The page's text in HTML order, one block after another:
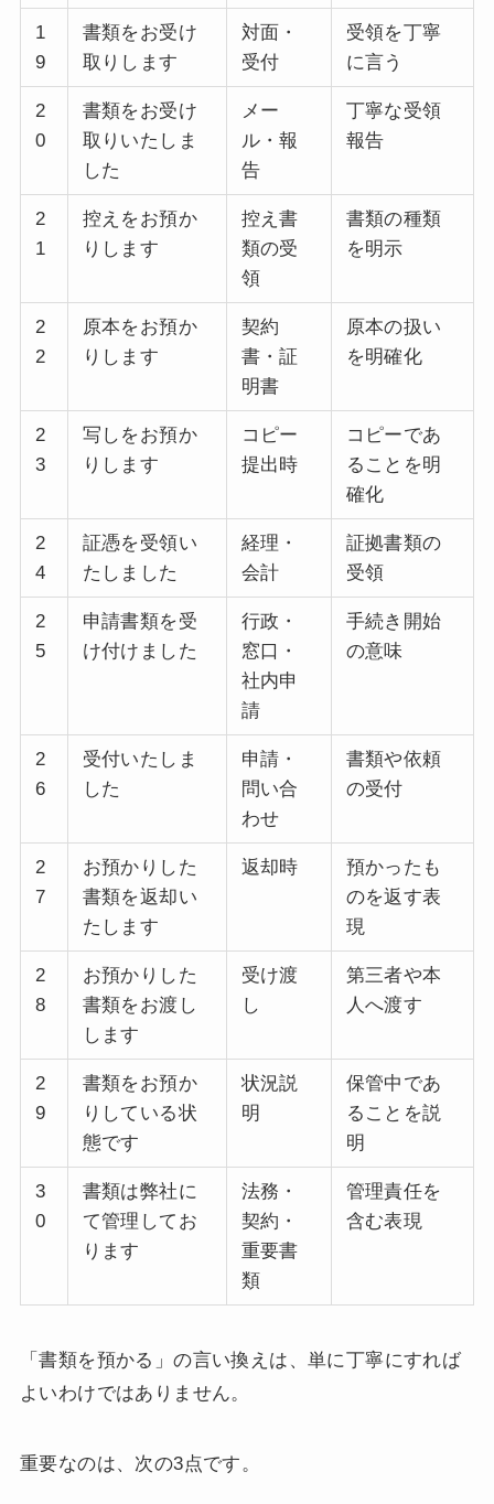
1
9
書類をお受け
取りします
対面・
受付
受領を丁寧
に言う
2
0
書類をお受け
取りいたしま
した
メー
ル・報
告
丁寧な受領
報告
2
1
控えをお預か
りします
控え書
類の受
領
書類の種類
を明示
2
2
原本をお預か
りします
契約
書・証
明書
原本の扱い
を明確化
2
3
写しをお預か
りします
コピー
提出時
コピーであ
ることを明
確化
2
4
証憑を受領い
たしました
経理・
会計
証拠書類の
受領
2
5
申請書類を受
け付けました
行政・
窓口・
社内申
請
手続き開始
の意味
2
6
受付いたしま
した
申請・
問い合
わせ
書類や依頼
の受付
2
7
お預かりした
書類を返却い
たします
返却時
預かったも
のを返す表
現
2
8
お預かりした
書類をお渡し
します
受け渡
し
第三者や本
人へ渡す
2
9
書類をお預か
りしている状
態です
状況説
明
保管中であ
ることを説
明
3
0
書類は弊社に
て管理してお
ります
法務・
契約・
重要書
類
管理責任を
含む表現
「書類を預かる」の言い換えは、単に丁寧にすれば
よいわけではありません。
重要なのは、次の3点です。